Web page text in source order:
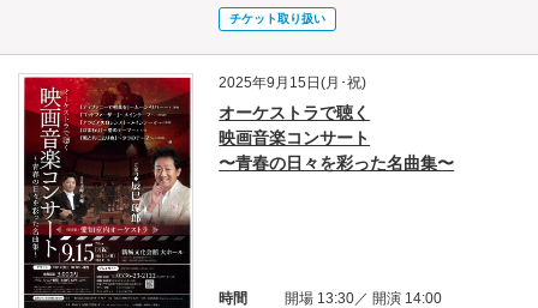
チケット取り扱い
2025年9月15日(月･祝)
オーケストラで聴く
映画音楽コンサート
〜青春の日々を彩った名曲集〜
時間 開場 13:30／ 開演 14:00